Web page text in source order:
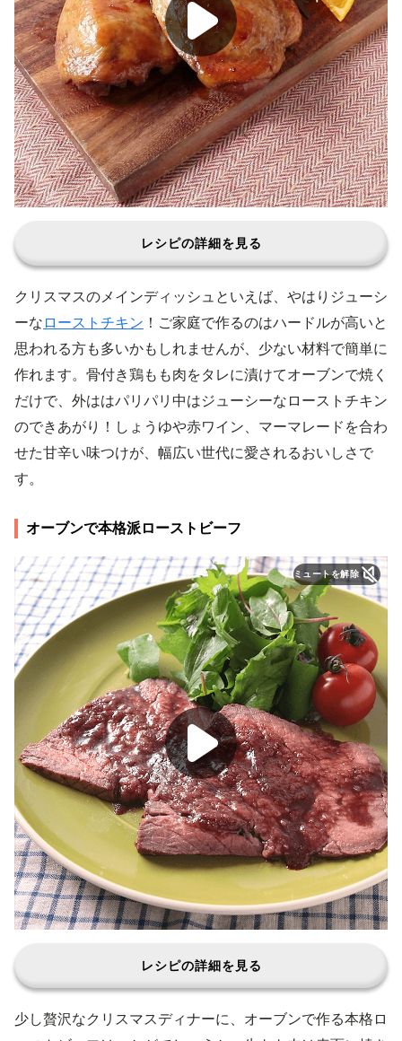
レシピの詳細を見る
クリスマスのメインディッシュといえば、やはりジューシ
ーな ローストチキン ！ご家庭で作るのはハードルが高いと
思われる方も多いかもしれませんが、少ない材料で簡単に
作れます。骨付き鶏もも肉をタレに漬けてオーブンで焼く
だけで、外ははパリパリ中はジューシーなローストチキン
のできあがり！しょうゆや赤ワイン、マーマレードを合わ
せた甘辛い味つけが、幅広い世代に愛されるおいしさで
す。
オーブンで本格派ローストビーフ
ミュートを解除
レシピの詳細を見る
少し贅沢なクリスマスディナーに、オーブンで作る本格ロ